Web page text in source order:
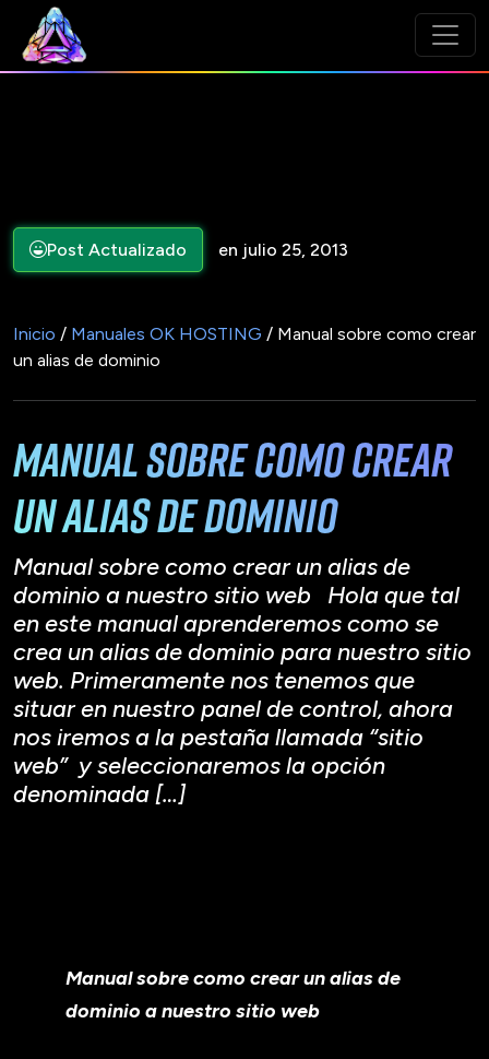
Post Actualizado en julio 25, 2013
Inicio / Manuales OK HOSTING / Manual sobre como crear
un alias de dominio
Manual sobre como crear
un alias de dominio
Manual sobre como crear un alias de
dominio a nuestro sitio web Hola que tal
en este manual aprenderemos como se
crea un alias de dominio para nuestro sitio
web. Primeramente nos tenemos que
situar en nuestro panel de control, ahora
nos iremos a la pestaña llamada “sitio
web” y seleccionaremos la opción
denominada […]
Manual sobre como crear un alias de
dominio a nuestro sitio web